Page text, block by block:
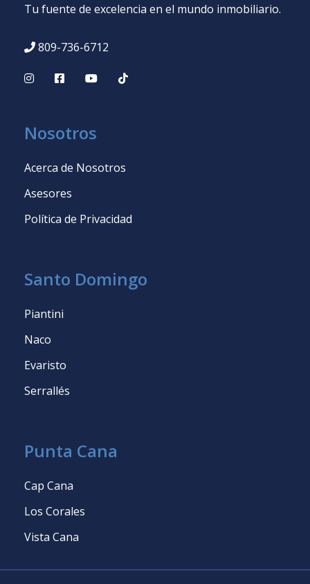
Tu fuente de excelencia en el mundo inmobiliario.
809-736-6712
Nosotros
Acerca de Nosotros
Asesores
Política de Privacidad
Santo Domingo
Piantini
Naco
Evaristo
Serrallés
Punta Cana
Cap Cana
Los Corales
Vista Cana